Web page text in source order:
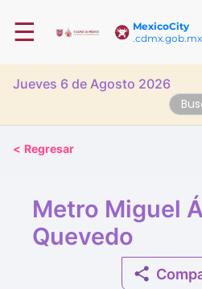
MexicoCity
.cdmx.gob.mx
☰
Jueves 6 de Agosto 2026
< Regresar
Metro Miguel
Quevedo